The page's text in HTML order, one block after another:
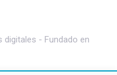
- Fundado en